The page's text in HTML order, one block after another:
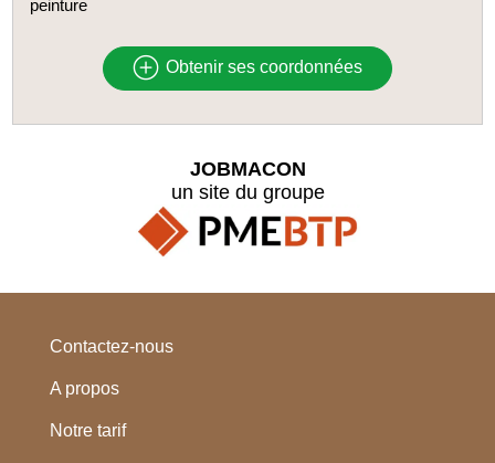
peinture
Obtenir ses coordonnées
JOBMACON
un site du groupe
Contactez-nous
A propos
Notre tarif